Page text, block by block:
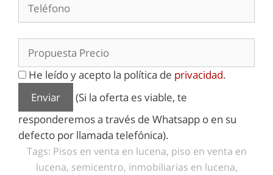
He leído y acepto la política de privacidad.
(Si la oferta es viable, te
responderemos a través de Whatsapp o en su
defecto por llamada telefónica).
Tags: Pisos en venta en lucena, piso en venta en
lucena, semicentro, inmobiliarias en lucena,